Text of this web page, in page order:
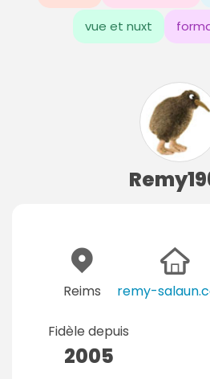
vue et nuxt
Reims remy-
Fidèle depuis
2005